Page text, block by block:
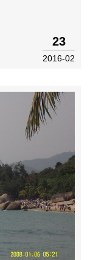
23
2016-02